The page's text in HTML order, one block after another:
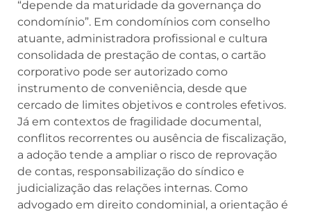
“depende da maturidade da governança do
condomínio”. Em condomínios com conselho
atuante, administradora profissional e cultura
consolidada de prestação de contas, o cartão
corporativo pode ser autorizado como
instrumento de conveniência, desde que
cercado de limites objetivos e controles efetivos.
Já em contextos de fragilidade documental,
conflitos recorrentes ou ausência de fiscalização,
a adoção tende a ampliar o risco de reprovação
de contas, responsabilização do síndico e
judicialização das relações internas. Como
advogado em direito condominial, a orientação é